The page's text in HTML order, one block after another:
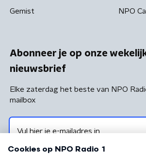
Gemist NPO
Abonneer je op onze
nieuwsbrief
Elke zaterdag het beste van NPO
mailbox